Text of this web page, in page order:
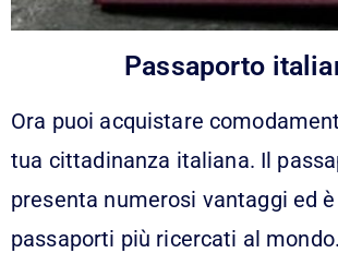
Passaporto
Ora puoi acquistare
tua cittadinanza italiana. Il
presenta numerosi vantaggi ed
passaporti più ricercati al mondo.